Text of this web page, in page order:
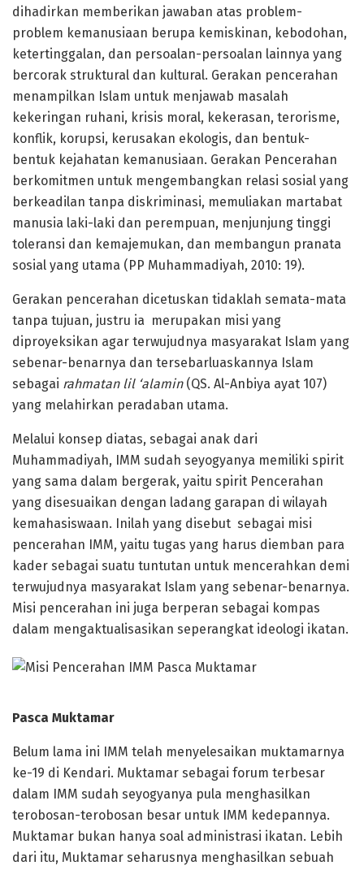
dihadirkan memberikan jawaban atas problem-
problem kemanusiaan berupa kemiskinan, kebodohan,
ketertinggalan, dan persoalan-persoalan lainnya yang
bercorak struktural dan kultural. Gerakan pencerahan
menampilkan Islam untuk menjawab masalah
kekeringan ruhani, krisis moral, kekerasan, terorisme,
konflik, korupsi, kerusakan ekologis, dan bentuk-
bentuk kejahatan kemanusiaan. Gerakan Pencerahan
berkomitmen untuk mengembangkan relasi sosial yang
berkeadilan tanpa diskriminasi, memuliakan martabat
manusia laki-laki dan perempuan, menjunjung tinggi
toleransi dan kemajemukan, dan membangun pranata
sosial yang utama (PP Muhammadiyah, 2010: 19).
Gerakan pencerahan dicetuskan tidaklah semata-mata
tanpa tujuan, justru ia merupakan misi yang
diproyeksikan agar terwujudnya masyarakat Islam yang
sebenar-benarnya dan tersebarluaskannya Islam
sebagai rahmatan lil ‘alamin (QS. Al-Anbiya ayat 107)
yang melahirkan peradaban utama.
Melalui konsep diatas, sebagai anak dari
Muhammadiyah, IMM sudah seyogyanya memiliki spirit
yang sama dalam bergerak, yaitu spirit Pencerahan
yang disesuaikan dengan ladang garapan di wilayah
kemahasiswaan. Inilah yang disebut sebagai misi
pencerahan IMM, yaitu tugas yang harus diemban para
kader sebagai suatu tuntutan untuk mencerahkan demi
terwujudnya masyarakat Islam yang sebenar-benarnya.
Misi pencerahan ini juga berperan sebagai kompas
dalam mengaktualisasikan seperangkat ideologi ikatan.
Pasca Muktamar
Belum lama ini IMM telah menyelesaikan muktamarnya
ke-19 di Kendari. Muktamar sebagai forum terbesar
dalam IMM sudah seyogyanya pula menghasilkan
terobosan-terobosan besar untuk IMM kedepannya.
Muktamar bukan hanya soal administrasi ikatan. Lebih
dari itu, Muktamar seharusnya menghasilkan sebuah